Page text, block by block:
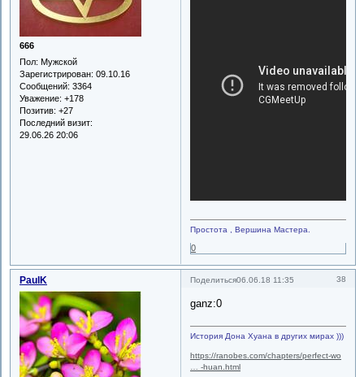
666
Пол: Мужской
Зарегистрирован: 09.10.16
Сообщений: 3364
Уважение: +178
Позитив: +27
Последний визит:
29.06.26 20:06
Простота , Вершина Мастера.
0
Поделиться 38
06.06.18 11:35
PaulK
ganz:0
История Дона Хуана в других мирах )))
https://ranobes.com/chapters/perfect-wo
… -huan.html